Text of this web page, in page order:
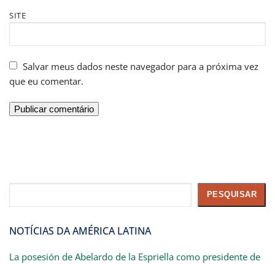
SITE
Salvar meus dados neste navegador para a próxima vez
que eu comentar.
PESQUISAR
NOTÍCIAS DA AMÉRICA LATINA
La posesión de Abelardo de la Espriella como presidente de